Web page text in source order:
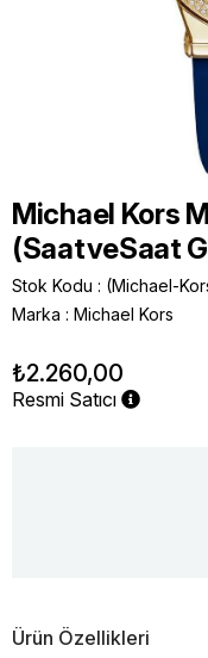
Michael Kors
(SaatveSaat
Stok Kodu
(Michael-
Marka : Michael Kors
₺2.260,00
Resmi Satıcı
Ürün Özellikleri